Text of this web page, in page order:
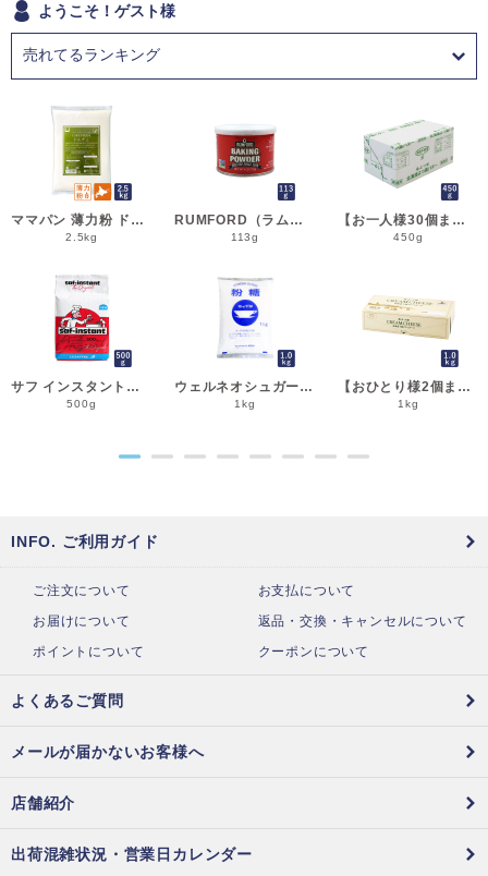
ようこそ！ゲスト様
ママパン 薄力粉 ドルチェ 2.5kg 菓子用小麦粉 北海道産 江別製粉 国産小麦粉_シフォンケーキ スポンジケーキ パウンドケーキ クッキー
2.5kg
サフ インスタント・ドライイースト赤 500g 乾燥酵母 低糖用 LESAFFRE ルサッフル__
500g
RUMFORD（ラムフォード） ベーキングパウダー 113g 膨脹剤 BP__
113g
ウェルネオシュガー 粉糖NZ-1S 1kg 粉砂糖__
1kg
【お一人様30個まで】よつ葉 無塩バター 450g 賞味期限2026年11月5日またはそれ以降 バター よつば 北海道 食塩不使用 __
450g
【おひとり様2個まで】よつ葉 北海道十勝クリームチーズ（B） 1kg チーズ よつば__
1kg
● ● ● ● ● ● ●
INFO. ご利用ガイド
ご注文について
お支払について
お届けについて
返品・交換・キャンセルについて
ポイントについて
クーポンについて
よくあるご質問
メールが届かないお客様へ
店舗紹介
出荷混雑状況・営業日カレンダー